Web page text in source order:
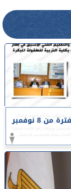
أبرز أخبار جامعة أسيوط خلال أسبوع في الفترة من 8 نوفمبر